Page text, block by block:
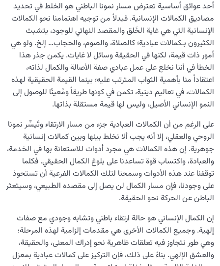
أحد عوائق أساسية تعترض مسار نمونا الباطني هو الخلط في تحديد
مصاديق الكمالات الإنسانية. فبدلاً من توجيه اهتمامنا نحو الكمالات
الإنسانية التي هي غاية الخَلق والمقصد النهائي للوجود، يتشبث
الكثيرون بـكمالات عبادية؛ كالصلاة، والصوم، والحجاب… إلخ. ولو هي
أمور ذات قيمة، لكنها في الحقيقة وسائل لا غايات. يكمن جذر هذا
الخطأ في أننا نخلع على عمل عبادي صفة الأصالة والكمال لذاته،
اعتقاداً منا بأهمية الثواب المترتب عليه؛ بينما القيمة الحقيقية لهذه
الكمالات، في تعاليم دينية، تكمن في كونها طريقاً ومُعينًا للوصول إلى
النمو الإنساني الأصيل، وليس لها قيمة مستقلة بذاتها.
على الرغم من أن الكمالات العبادية جزء من مسار الارتقاء وتُيسِّر نمونا
الروحي والعقلي، إلا أنه يجب ألا نخلط بينها وبين كمالات إنسانية
جوهرية. إن هذه الكمالات هي مجرد أدوات للاستعانة بها في الخدمة،
والعبادة، واكتساب قوة تساعدنا على بلوغ الكمال الحقيقي. فكلما
توقفنا عند هذه الأدوات وسمحنا لتلك الكمالات الفرعية أن تستحوذ
على وجودنا، فإن مسار الكمال لن يصل إلى مقصده الطبيعي، وسيتعثر
الباطن عن الحركة نحو الحقيقة.
إن الكمال الإنساني هو حالة ارتقاء باطني وتشابه وجودي مع صفات
إلهية. وجميع الكمالات الأخرى هي مقدمات إلزامية لهذه المرحلة؛
وهي طور نتجاوز فيه تعلقات ظاهرية نحو إدراك المعنى، والحقيقة،
والعشق الإلهي. بناءً على ذلك، فإن التركيز على كمالات عبادية بمعزل